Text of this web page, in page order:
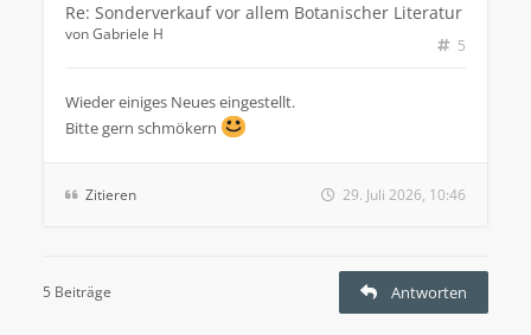
Re: Sonderverkauf vor allem Botanischer Literatur
5
vonGabriele H
Wieder einiges Neues eingestellt.
Bitte gern schmökern
Zitieren 29. Juli 2026, 10:46
5 Beiträge Antworten